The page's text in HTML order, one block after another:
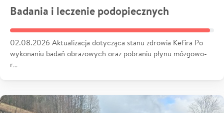
Badania i leczenie podopiecznych
02.08.2026 Aktualizacja dotycząca stanu zdrowia Kefira Po
wykonaniu badań obrazowych oraz pobraniu płynu mózgowo-
r…